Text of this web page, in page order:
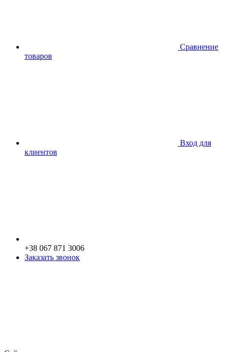
Сравнение
товаров
Вход для
клиентов
+38 067 871 3006
Заказать звонок